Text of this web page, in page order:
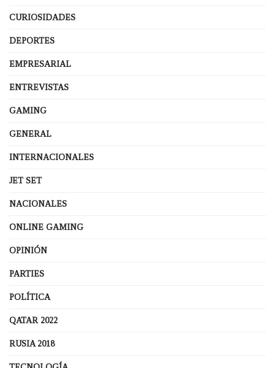
CURIOSIDADES
DEPORTES
EMPRESARIAL
ENTREVISTAS
GAMING
GENERAL
INTERNACIONALES
JET SET
NACIONALES
ONLINE GAMING
OPINIÓN
PARTIES
POLÍTICA
QATAR 2022
RUSIA 2018